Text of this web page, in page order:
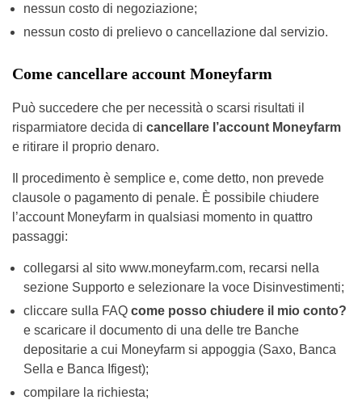
nessun costo di negoziazione;
nessun costo di prelievo o cancellazione dal servizio.
Come cancellare account Moneyfarm
Può succedere che per necessità o scarsi risultati il
risparmiatore decida di cancellare l’account Moneyfarm
e ritirare il proprio denaro.
Il procedimento è semplice e, come detto, non prevede
clausole o pagamento di penale. È possibile chiudere
l’account Moneyfarm in qualsiasi momento in quattro
passaggi:
collegarsi al sito www.moneyfarm.com, recarsi nella
sezione Supporto e selezionare la voce Disinvestimenti;
cliccare sulla FAQ come posso chiudere il mio conto?
e scaricare il documento di una delle tre Banche
depositarie a cui Moneyfarm si appoggia (Saxo, Banca
Sella e Banca Ifigest);
compilare la richiesta;